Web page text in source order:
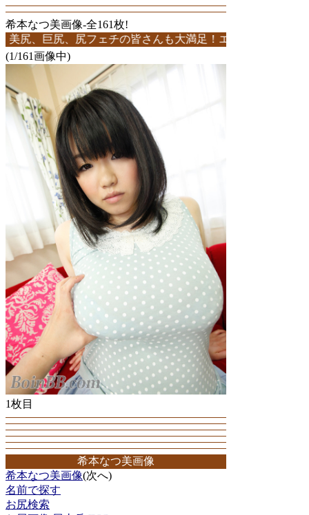
希本なつ美画像-全161枚!
尻、尻フェチの皆さんも大満足！エロ画像多数！161枚
(1/161画像中)
1枚目
希本なつ美画像
希本なつ美画像(次へ)
名前で探す
お尻検索